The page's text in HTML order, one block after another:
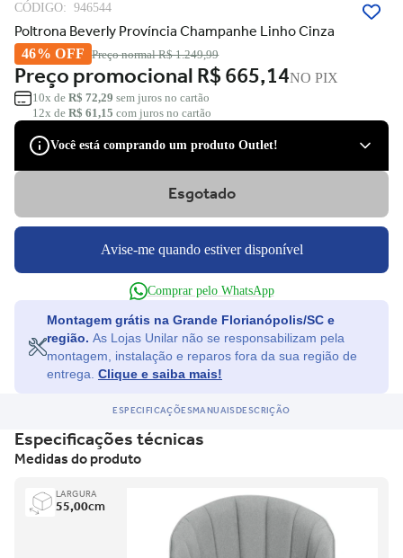
CÓDIGO: 946544
Poltrona Beverly Província Champanhe Linho Cinza
46% OFF Preço normalR$ 1.249,99
Preço promocionalR$ 665,14NO PIX
10x de R$ 72,29 sem juros no cartão
12x de R$ 61,15 com juros no cartão
Você está comprando um produto Outlet!
São produtos com desconto de várias marcas, que podem apresentar
tiveram suas embalagens danificadas, ou serem apenas ponta de
estoque, não tendo nenhum dano.
Você tem direito à garantia?
Claro! Você terá a garantia legal e de fábrica para defeitos de
fabricação.
Ficou com dúvida e não quer perder a oportunidade?
Entre em contato para saber mais do produto.
Esgotado
Avise-me quando estiver disponível
Comprar pelo WhatsApp
Montagem grátis na Grande Florianópolis/SC e
região.
montagem, instalação e reparos fora da sua região de
entrega. Clique e saiba mais!
ESPECIFICAÇÕESMANUAISDESCRIÇÃO
Especificações técnicas
Medidas do produto
LARGURA
55,00cm